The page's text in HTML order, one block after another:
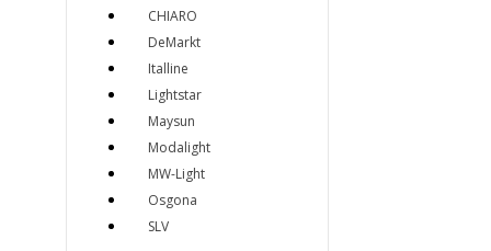
CHIARO
DeMarkt
Italline
Lightstar
Maysun
Modalight
MW-Light
Osgona
SLV